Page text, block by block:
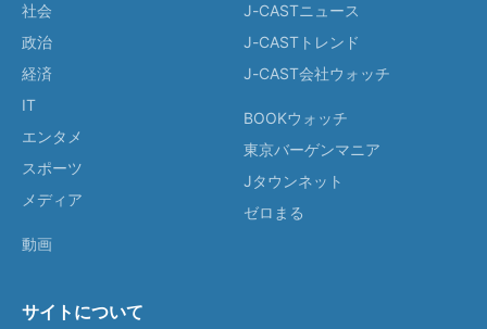
社会
政治
経済
IT
エンタメ
スポーツ
メディア
動画
J-CASTニュース
J-CASTトレンド
J-CAST会社ウォッチ
BOOKウォッチ
東京バーゲンマニア
Jタウンネット
ゼロまる
サイトについて